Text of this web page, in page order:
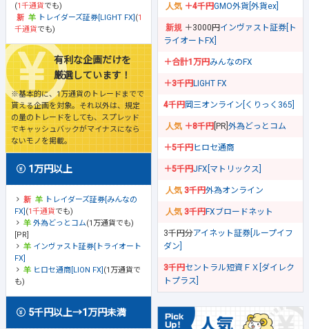
(1千通貨でも)
トレイダーズ証券[LIGHT FX] (1
千通貨でも)
有利な企画だけを
厳選しています！
※基本的に、1万通貨のトレードまでで
貰える企画を対象。それ以外は、規定
の量のトレードをしても、スプレッド
でキャッシュバックがマイナスになら
ないモノを掲載。
1万円以上
トレイダーズ証券[みんなの
FX] (1千通貨でも)
外為どっとコム(1万通貨でも)
[PR]
インヴァスト証券[トライオート
FX]
ヒロセ通商[LION FX] (1万通貨で
も)
5千円以上→1万円未満
＋4千円GMO外貨[外貨ex]
＋3000円 インヴァスト証券[ト
ライオートFX]
＋合計1万円みんなのFX
＋3千円LIGHT FX
4千円岡三オンライン[くりっく365]
＋8千円 [PR] 外為どっとコム
＋5千円ヒロセ通商
＋5千円JFX[マトリックス]
3千円外為オンライン
3千円FXブロードネット
3千円分アイネット証券[ループイフ
ダン]
3千円セントラル短資ＦＸ[ダイレク
トプラス]